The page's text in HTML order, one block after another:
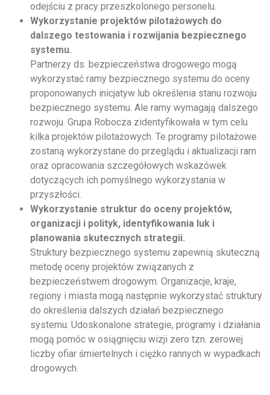
odejściu z pracy przeszkolonego personelu.
Wykorzystanie projektów pilotażowych do
dalszego testowania i rozwijania bezpiecznego
systemu.
Partnerzy ds. bezpieczeństwa drogowego mogą
wykorzystać ramy bezpiecznego systemu do oceny
proponowanych inicjatyw lub określenia stanu rozwoju
bezpiecznego systemu. Ale ramy wymagają dalszego
rozwoju. Grupa Robocza zidentyfikowała w tym celu
kilka projektów pilotażowych. Te programy pilotażowe
zostaną wykorzystane do przeglądu i aktualizacji ram
oraz opracowania szczegółowych wskazówek
dotyczących ich pomyślnego wykorzystania w
przyszłości.
Wykorzystanie struktur do oceny projektów,
organizacji i polityk, identyfikowania luk i
planowania skutecznych strategii.
Struktury bezpiecznego systemu zapewnią skuteczną
metodę oceny projektów związanych z
bezpieczeństwem drogowym. Organizacje, kraje,
regiony i miasta mogą następnie wykorzystać struktury
do określenia dalszych działań bezpiecznego
systemu. Udoskonalone strategie, programy i działania
mogą pomóc w osiągnięciu wizji zero tzn. zerowej
liczby ofiar śmiertelnych i ciężko rannych w wypadkach
drogowych.